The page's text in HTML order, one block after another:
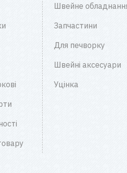
Швейне
Запчастини
Для печворку
Швейні аксесуари
Уцінка